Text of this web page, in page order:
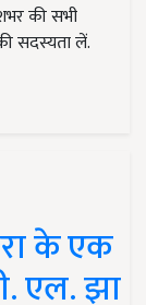
की सभी
सदस्यता लें.
के एक
एल. झा